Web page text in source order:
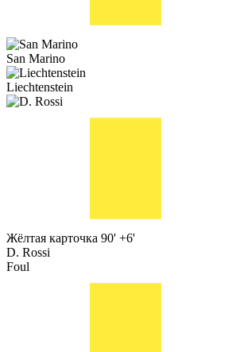
San Marino
Liechtenstein
Жёлтая карточка 90' +6'
D. Rossi
Foul